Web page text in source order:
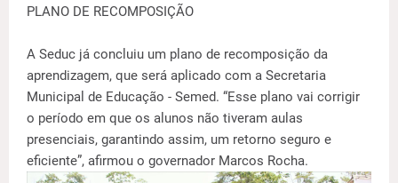
PLANO DE RECOMPOSIÇÃO
A Seduc já concluiu um plano de recomposição da
aprendizagem, que será aplicado com a Secretaria
Municipal de Educação - Semed. “Esse plano vai corrigir
o período em que os alunos não tiveram aulas
presenciais, garantindo assim, um retorno seguro e
eficiente”, afirmou o governador Marcos Rocha.